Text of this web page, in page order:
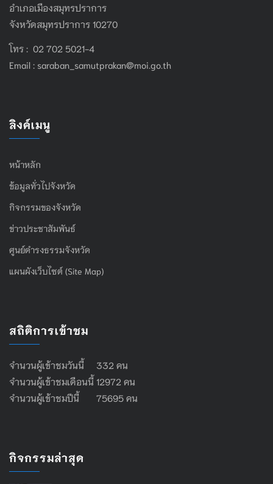
อำเภอเมืองสมุทรปราการ
จังหวัดสมุทรปราการ 10270
โทร : 02 702 5021-4
Email : saraban_samutprakan@moi.go.th
ลิงค์เมนู
หน้าหลัก
ข้อมูลทั่วไปจังหวัด
กิจกรรมของจังหวัด
ข่าวประชาสัมพันธ์
ศูนย์ดำรงธรรมจังหวัด
แผนผังเว็บไซต์ (Site Map)
สถิติการเข้าชม
จำนวนผู้เข้าชมวันนี้ 332 คน
จำนวนผู้เข้าชมเดือนนี้ 12972 คน
จำนวนผู้เข้าชมปีนี้ 75695 คน
กิจกรรมล่าสุด